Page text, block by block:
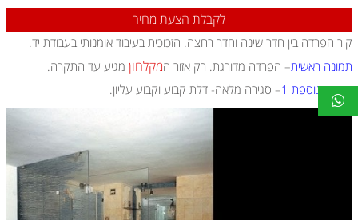
לקבלת הצעת מחיר
קיר הפרדה בין חדר שינה וחדר רחצה. הזכוכית בעיבוד אומנותי בעבודת יד.
תמונה ראשית– הפרדה מדורגת. רק אזור המקלחון מגיע עד התקרה.
תמונה נוספת 1
– סגירה מלאה- דלת קבוע וקבוע עליון.